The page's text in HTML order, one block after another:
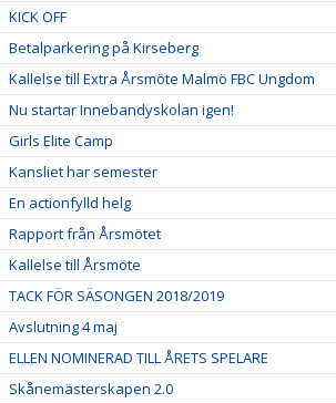
KICK OFF
Betalparkering på Kirseberg
Kallelse till Extra Årsmöte Malmö FBC Ungdom
Nu startar Innebandyskolan igen!
Girls Elite Camp
Kansliet har semester
En actionfylld helg
Rapport från Årsmötet
Kallelse till Årsmöte
TACK FÖR SÄSONGEN 2018/2019
Avslutning 4 maj
ELLEN NOMINERAD TILL ÅRETS SPELARE
Skånemästerskapen 2.0